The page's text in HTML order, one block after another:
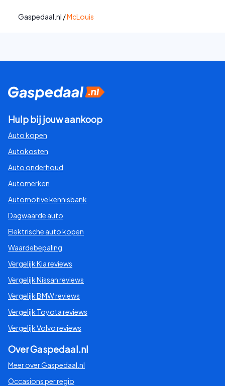
Gaspedaal.nl /McLouis
Hulp bij jouw aankoop
Auto kopen
Autokosten
Auto onderhoud
Automerken
Automotive kennisbank
Dagwaarde auto
Elektrische auto kopen
Waardebepaling
Vergelijk Kia reviews
Vergelijk Nissan reviews
Vergelijk BMW reviews
Vergelijk Toyota reviews
Vergelijk Volvo reviews
Over Gaspedaal.nl
Meer over Gaspedaal.nl
Occasions per regio